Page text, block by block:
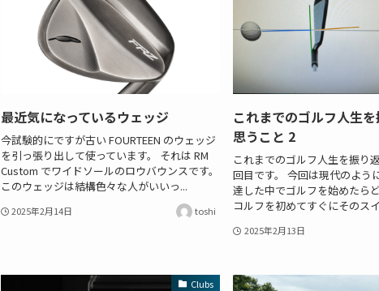
最近気になっているウェッジ
今試験的にですが古い FOURTEEN のウェッジ
を引っ張り出して使っています。 それは RM
Custom でワイドソールのロウバウンスです。
このウェッジは結構色々な人がいいっ...
2025年2月14日 toshi
これまでのゴルフ人生
思うこと 2
これまでのゴルフ人生を振り
回目です。 今回は現代のよう
達した中でゴルフを始めたら
コルフを初めてすぐにそのス
2025年2月13日
Clubs